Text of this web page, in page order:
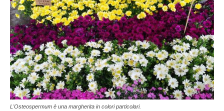
L'Osteospermum è una margherita in colori particolari.